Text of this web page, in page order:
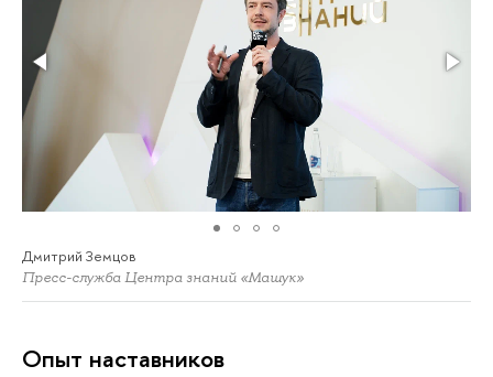
Дмитрий Земцов
Пресс-служба Центра знаний «Машук»
Опыт наставников